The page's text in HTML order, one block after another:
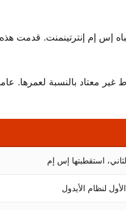
إس إم إنترتينمنت. قدمت
غير معتاد بالنسبة لعمرها.
استقطبتها إس إم
لنظام الأيدول